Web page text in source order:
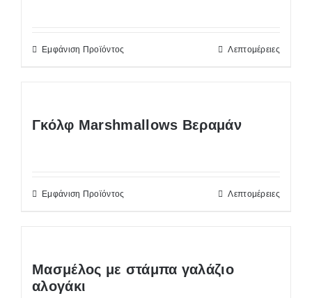
Εμφάνιση Προϊόντος Λεπτομέρειες
Γκόλφ Marshmallows Βεραμάν
Εμφάνιση Προϊόντος Λεπτομέρειες
Μασμέλος με στάμπα γαλάζιο
αλογάκι